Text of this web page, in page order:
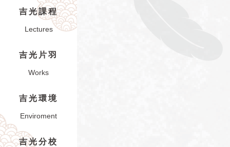
吉光課程
Lectures
吉光片羽
Works
吉光環境
Enviroment
吉光分校